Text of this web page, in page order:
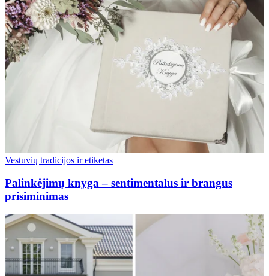
Vestuvių tradicijos ir etiketas
Palinkėjimų knyga – sentimentalus ir brangus
prisiminimas